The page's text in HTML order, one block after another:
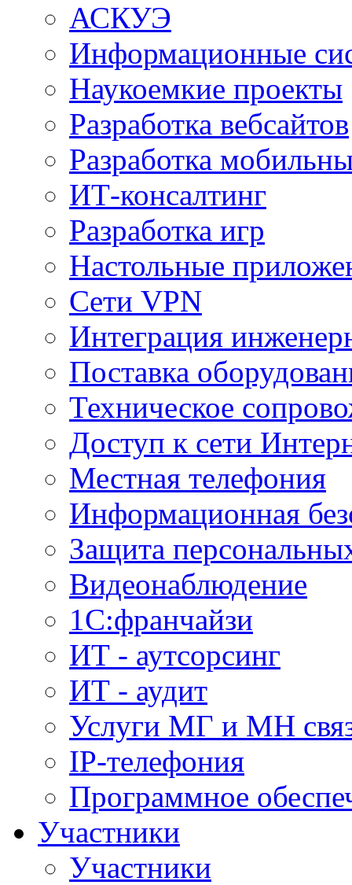
АСКУЭ
Информационные
Наукоемкие проекты
Разработка вебсайтов
Разработка
ИТ-консалтинг
Разработка игр
Настольные
Сети VPN
Интеграция
Поставка
Техническое
Доступ к сети
Местная телефония
Информационная
Защита
Видеонаблюдение
1С:франчайзи
ИТ - аутсорсинг
ИТ - аудит
Услуги МГ и МН
IP-телефония
Программное
Участники
Участники